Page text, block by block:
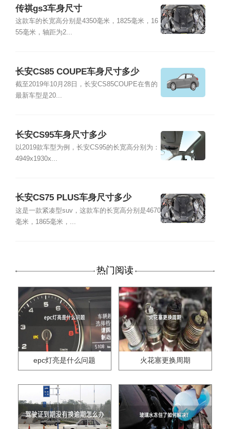
传祺gs3车身尺寸
这款车的长宽高分别是4350毫米，1825毫米，16
55毫米，轴距为2...
长安CS85 COUPE车身尺寸多少
截至2019年10月28日，长安CS85COUPE在售的
最新车型是20...
长安CS95车身尺寸多少
以2019款车型为例，长安CS95的长宽高分别为：
4949x1930x...
长安CS75 PLUS车身尺寸多少
这是一款紧凑型suv，这款车的长宽高分别是4670
毫米，1865毫米，...
热门阅读
epc灯亮是什么问题 火花塞更换周期